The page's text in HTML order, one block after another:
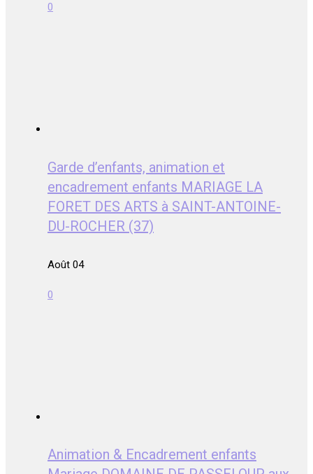
0
Garde d’enfants, animation et
encadrement enfants MARIAGE LA
FORET DES ARTS à SAINT-ANTOINE-
DU-ROCHER (37)
Août 04
0
Animation & Encadrement enfants